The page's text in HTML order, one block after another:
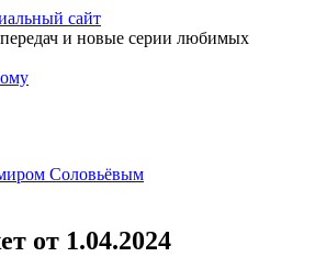
сайт
и новые серии любимых
Соловьёвым
от 1.04.2024